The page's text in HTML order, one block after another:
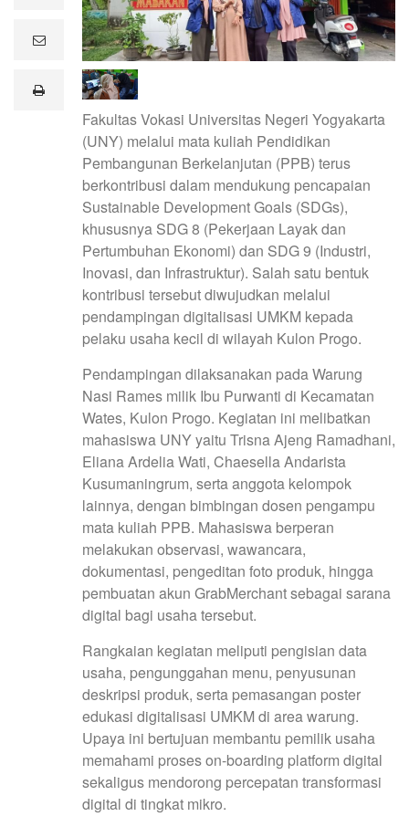
e
lprint
Fakultas Vokasi Universitas Negeri Yogyakarta
(UNY) melalui mata kuliah Pendidikan
Pembangunan Berkelanjutan (PPB) terus
berkontribusi dalam mendukung pencapaian
Sustainable Development Goals (SDGs),
khususnya SDG 8 (Pekerjaan Layak dan
Pertumbuhan Ekonomi) dan SDG 9 (Industri,
Inovasi, dan Infrastruktur). Salah satu bentuk
kontribusi tersebut diwujudkan melalui
pendampingan digitalisasi UMKM kepada
pelaku usaha kecil di wilayah Kulon Progo.
Pendampingan dilaksanakan pada Warung
Nasi Rames milik Ibu Purwanti di Kecamatan
Wates, Kulon Progo. Kegiatan ini melibatkan
mahasiswa UNY yaitu Trisna Ajeng Ramadhani,
Eliana Ardelia Wati, Chaesella Andarista
Kusumaningrum, serta anggota kelompok
lainnya, dengan bimbingan dosen pengampu
mata kuliah PPB. Mahasiswa berperan
melakukan observasi, wawancara,
dokumentasi, pengeditan foto produk, hingga
pembuatan akun GrabMerchant sebagai sarana
digital bagi usaha tersebut.
Rangkaian kegiatan meliputi pengisian data
usaha, pengunggahan menu, penyusunan
deskripsi produk, serta pemasangan poster
edukasi digitalisasi UMKM di area warung.
Upaya ini bertujuan membantu pemilik usaha
memahami proses on-boarding platform digital
sekaligus mendorong percepatan transformasi
digital di tingkat mikro.